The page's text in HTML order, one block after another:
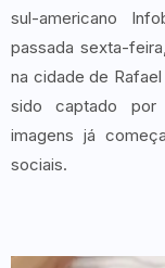
sul-americano
passada sexta-
na cidade de
sido captado por
imagens já
sociais.